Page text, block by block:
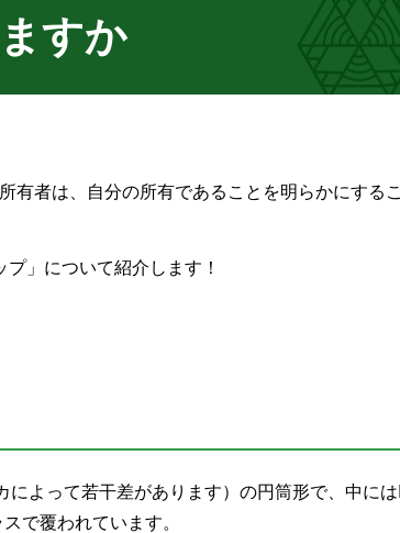
すか
有者は、自分の所有であることを明らかにする
」について紹介します！
よって若干差があります）の円筒形で、中に
で覆われています。